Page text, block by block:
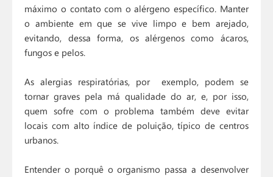
máximo o contato com o alérgeno específico. Manter
o ambiente em que se vive limpo e bem arejado,
evitando, dessa forma, os alérgenos como ácaros,
fungos e pelos.
As alergias respiratórias, por exemplo, podem se
tornar graves pela má qualidade do ar, e, por isso,
quem sofre com o problema também deve evitar
locais com alto índice de poluição, típico de centros
urbanos.
Entender o porquê o organismo passa a desenvolver